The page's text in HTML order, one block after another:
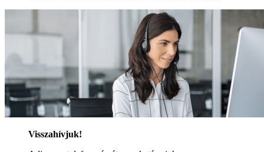
Visszahívjuk!